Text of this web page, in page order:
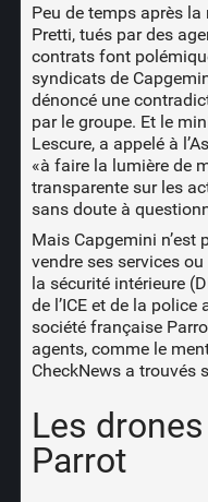
Peu de temps après la
Pretti, tués par des
contrats font
syndicats de
dénoncé une
par le groupe. Et le
Lescure, a appelé à
«à faire la lumière de
transparente sur les
sans doute à
Mais Capgemini n’est
vendre ses services
la sécurité intérieure
de l’ICE et de la
société française
agents, comme le
CheckNews a trouvés
Les
Parrot